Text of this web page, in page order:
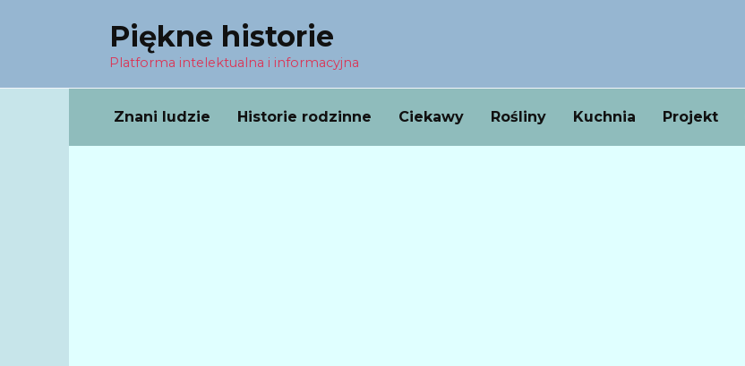
Piękne historie
Platforma intelektualna i informacyjna
Znani ludzie Historie rodzinne Ciekawy Rośliny Kuchnia Projekt